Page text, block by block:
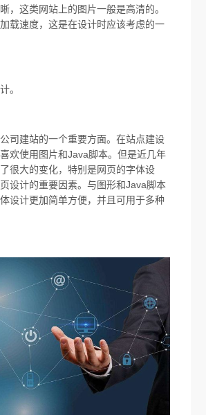
，这类网站上的图片一般是高清的。
载速度，这是在设计时应该考虑的一
。
建站的一个重要方面。在站点建设
欢使用图片和Java脚本。但是近几年
很大的变化，特别是网页的字体设
设计的重要因素。与图形和Java脚本
设计更加简单方便，并且可用于多种